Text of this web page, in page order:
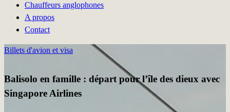
Chauffeurs anglophones
A propos
Contact
Billets d'avion et visa
Balisolo en famille : départ pour l’île des dieux avec
Singapore Airlines